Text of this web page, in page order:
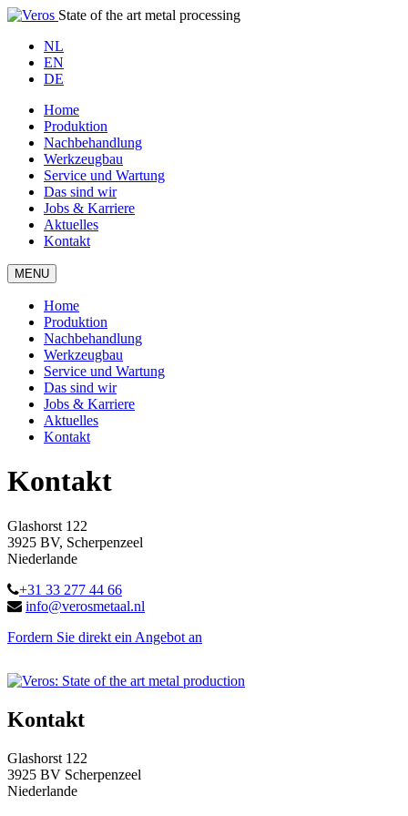
State of the art metal processing
NL
EN
DE
Home
Produktion
Nachbehandlung
Werkzeugbau
Service und Wartung
Das sind wir
Jobs & Karriere
Aktuelles
Kontakt
MENU
Home
Produktion
Nachbehandlung
Werkzeugbau
Service und Wartung
Das sind wir
Jobs & Karriere
Aktuelles
Kontakt
Kontakt
Glashorst 122
3925 BV, Scherpenzeel
Niederlande
+31 33 277 44 66
info@verosmetaal.nl
Fordern Sie direkt ein Angebot an
Kontakt
Glashorst 122
3925 BV Scherpenzeel
Niederlande